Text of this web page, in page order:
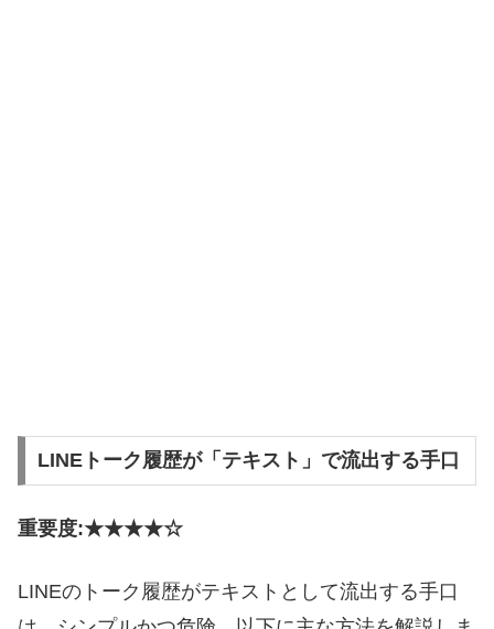
LINEトーク履歴が「テキスト」で流出する手口
重要度:★★★★☆
LINEのトーク履歴がテキストとして流出する手口